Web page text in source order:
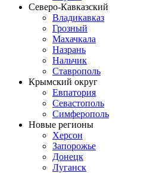
Северо-Кавказский
Владикавказ
Грозный
Махачкала
Назрань
Нальчик
Ставрополь
Крымский округ
Евпатория
Севастополь
Симферополь
Новые регионы
Херсон
Запорожье
Донецк
Луганск